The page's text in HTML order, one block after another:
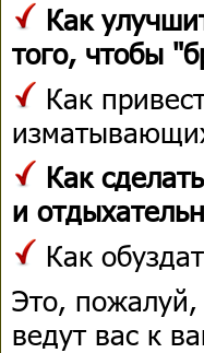
Как
того, чтобы
Как
Как
и
Как
Это,
ведут вас к